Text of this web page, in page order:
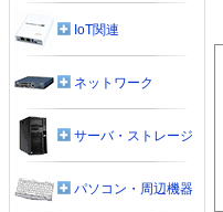
IoT関連
ネットワーク
サーバ・ストレージ
パソコン・周辺機器